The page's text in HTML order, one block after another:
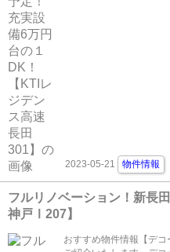
2023-05-21 物件情報
フルリノベーション！新長
神戸Ⅰ207】
おすすめ物件情報【デ